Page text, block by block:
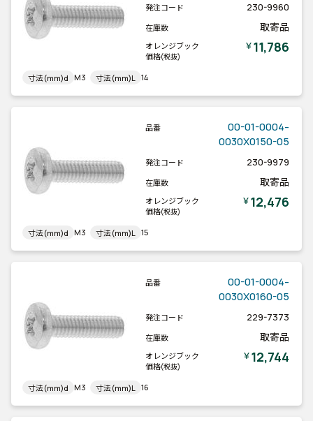
発注コード 230-9960
在庫数 取寄品
オレンジブック
価格(税抜)
￥11,786
寸法(mm)d M3 寸法(mm)L 14
品番
00-01-0004-
0030X0150-05
発注コード 230-9979
在庫数 取寄品
オレンジブック
価格(税抜)
￥12,476
寸法(mm)d M3 寸法(mm)L 15
品番
00-01-0004-
0030X0160-05
発注コード 229-7373
在庫数 取寄品
オレンジブック
価格(税抜)
￥12,744
寸法(mm)d M3 寸法(mm)L 16